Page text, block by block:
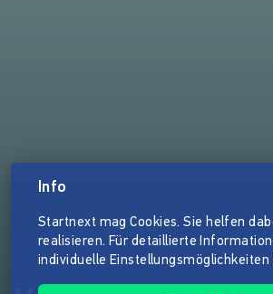
Info
Startnext mag Cookies. Sie helfen
realisieren. Für detaillierte
individuelle Einstellungsmöglichkeiten